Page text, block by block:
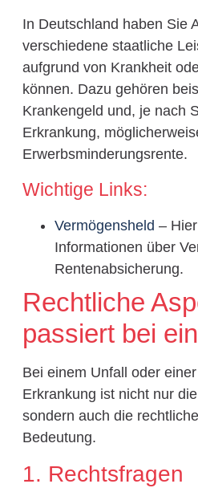
In Deutschland haben Sie
verschiedene staatliche
aufgrund von Krankheit
können. Dazu gehören
Krankengeld und, je nach
Erkrankung,
Erwerbsminderungsrente.
Wichtige Links:
Vermögensheld –
Informationen über
Rentenabsicherung.
Rechtliche
passiert bei
Bei einem Unfall oder
Erkrankung ist nicht nur
sondern auch die
Bedeutung.
1. Rechtsfragen